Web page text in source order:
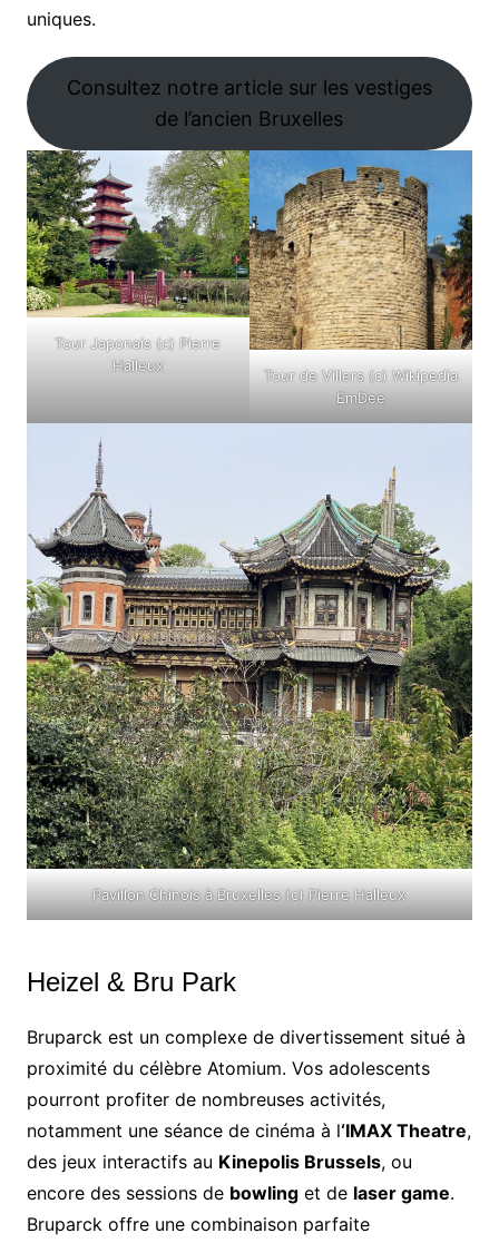
uniques.
Consultez notre article sur les vestiges
de l’ancien Bruxelles
Tour Japonais (c) Pierre
Halleux
Tour de Villers (c) Wikipedia
EmDee
Pavillon Chinois à Bruxelles (c) Pierre Halleux
Heizel & Bru Park
Bruparck est un complexe de divertissement situé à
proximité du célèbre Atomium. Vos adolescents
pourront profiter de nombreuses activités,
notamment une séance de cinéma à l‘IMAX Theatre,
des jeux interactifs au Kinepolis Brussels, ou
encore des sessions de bowlinget de laser game.
Bruparck offre une combinaison parfaite